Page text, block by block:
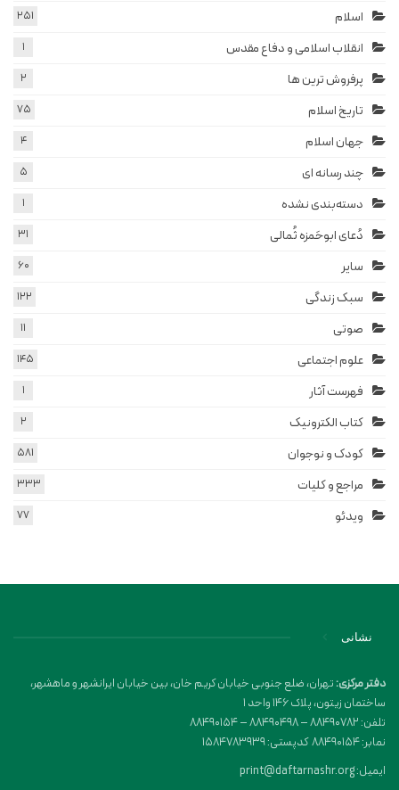
اسلام 251
انقلاب اسلامی و دفاع مقدس 1
پرفروش ترین ها 2
تاریخ اسلام 75
جهان اسلام 4
چند رسانه ای 5
دسته‌بندی نشده 1
دُعای ابوحَمزه ثُمالی 31
سایر 60
سبک زندگی 122
صوتی 11
علوم اجتماعی 145
فهرست آثار 1
کتاب الکترونیک 2
کودک و نوجوان 581
مراجع و کلیات 333
ویدئو 77
نشانی
دفتر مرکزی:تهران، ضلع جنوبی خیابان کریم خان، بین خیابان ایرانشهر و ماهشهر،
ساختمان زیتون، پلاک 146 واحد 1
تلفن: 88490782 – 88490498 – 88490154
نمابر: 88490154 کدپستی: 1584783939
ایمیل: print@daftarnashr.org